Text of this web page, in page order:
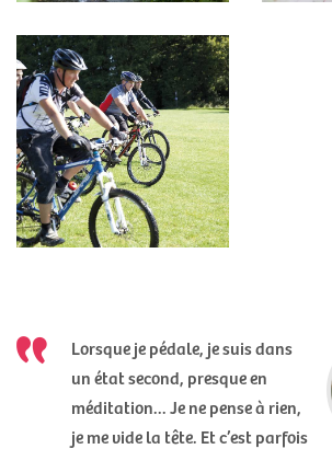
Lorsque je pédale, je suis dans
un état second, presque en
méditation... Je ne pense à rien,
je me vide la tête. Et c’est parfois